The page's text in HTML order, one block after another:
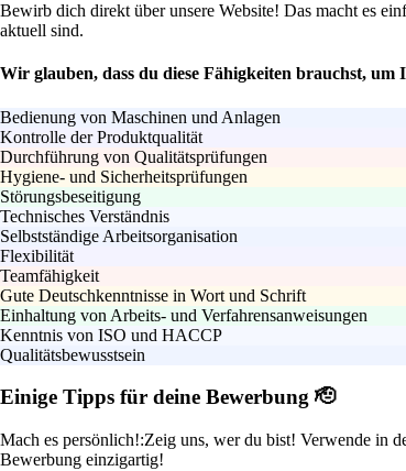
Bewirb dich direkt über unsere Website! Das macht es
aktuell sind.
Wir glauben, dass du diese Fähigkeiten brauchst,
Bedienung von Maschinen und Anlagen
Kontrolle der Produktqualität
Durchführung von Qualitätsprüfungen
Hygiene- und Sicherheitsprüfungen
Störungsbeseitigung
Technisches Verständnis
Selbstständige Arbeitsorganisation
Flexibilität
Teamfähigkeit
Gute Deutschkenntnisse in Wort und Schrift
Einhaltung von Arbeits- und Verfahrensanweisungen
Kenntnis von ISO und HACCP
Qualitätsbewusstsein
Einige Tipps für deine Bewerbung 🫡
Mach es persönlich!:Zeig uns, wer du bist! Verwende in
Bewerbung einzigartig!